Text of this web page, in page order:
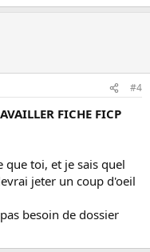
#4
FICHE FICP
que toi, et je sais quel
jeter un coup d'oeil
besoin de dossier